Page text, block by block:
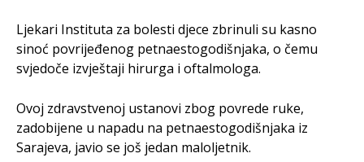
Ljekari Instituta za bolesti djece zbrinuli su kasno
sinoć povrijeđenog petnaestogodišnjaka, o čemu
svjedoče izvještaji hirurga i oftalmologa.
Ovoj zdravstvenoj ustanovi zbog povrede ruke,
zadobijene u napadu na petnaestogodišnjaka iz
Sarajeva, javio se još jedan maloljetnik.